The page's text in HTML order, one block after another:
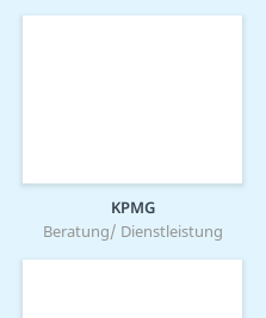
KPMG
Beratung/ Dienstleistung